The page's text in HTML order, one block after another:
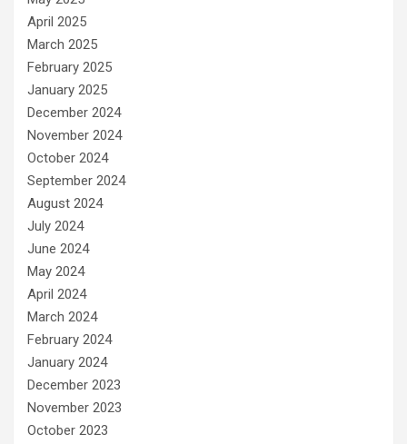
April 2025
March 2025
February 2025
January 2025
December 2024
November 2024
October 2024
September 2024
August 2024
July 2024
June 2024
May 2024
April 2024
March 2024
February 2024
January 2024
December 2023
November 2023
October 2023